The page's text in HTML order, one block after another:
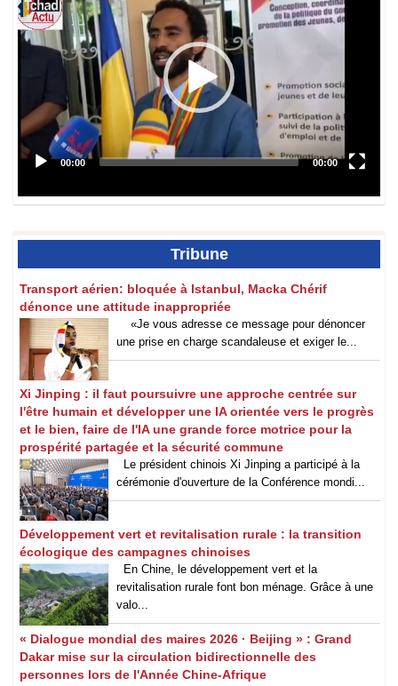
Tribune
Transport aérien: bloquée à Istanbul, Macka Chérif
dénonce une attitude inappropriée
«Je vous adresse ce message pour dénoncer
une prise en charge scandaleuse et exiger le...
Xi Jinping : il faut poursuivre une approche centrée sur
l'être humain et développer une IA orientée vers le progrès
et le bien, faire de l'IA une grande force motrice pour la
prospérité partagée et la sécurité commune
Le président chinois Xi Jinping a participé à la
cérémonie d'ouverture de la Conférence mondi...
Développement vert et revitalisation rurale : la transition
écologique des campagnes chinoises
En Chine, le développement vert et la
revitalisation rurale font bon ménage. Grâce à une
valo...
« Dialogue mondial des maires 2026 · Beijing » : Grand
Dakar mise sur la circulation bidirectionnelle des
personnes lors de l'Année Chine-Afrique